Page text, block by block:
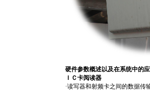
硬件参数概述以及在系统中的
ＩＣ卡阅读器
·读写器和射频卡之间的数据传